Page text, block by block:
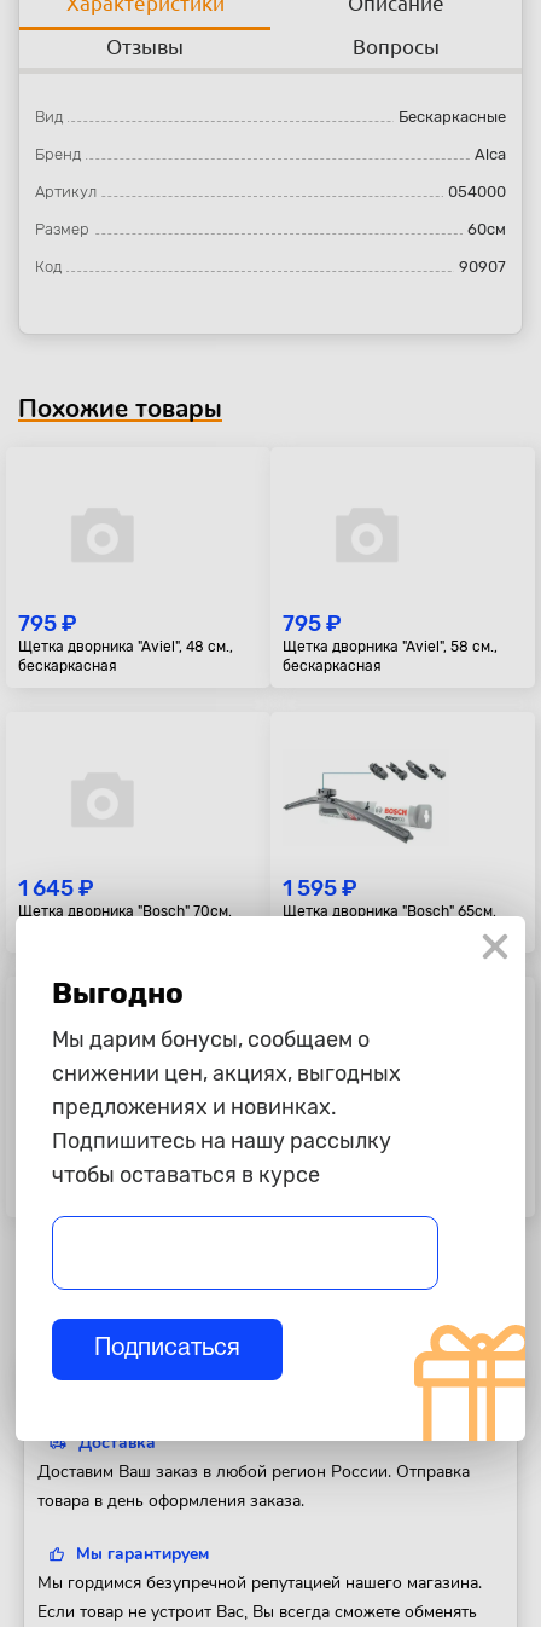
Отзывы
Вопросы
Вид Бескаркасные
Бренд Alca
Артикул 054000
Размер 60см
Код 90907
Похожие товары
795 ₽
Щетка дворника "Aviel", 48 см.,
бескаркасная
795 ₽
Щетка дворника "Aviel", 58 см.,
бескаркасная
1 645 ₽
Щетка дворника "Bosch" 70см,
1 595 ₽
Щетка дворника "Bosch" 65см,
1 495 ₽
Щетка дворника "Bosch" 50см,
1 445 ₽
Щетка дворника "Bosch" 40см,
Доставка
Доставим Ваш заказ в любой регион России. Отправка
товара в день оформления заказа.
Мы гарантируем
Мы гордимся безупречной репутацией нашего магазина.
Если товар не устроит Вас, Вы всегда сможете обменять
Выгодно
Мы дарим бонусы, сообщаем о
снижении цен, акциях, выгодных
предложениях и новинках.
Подпишитесь на нашу рассылку
чтобы оставаться в курсе
Подписаться